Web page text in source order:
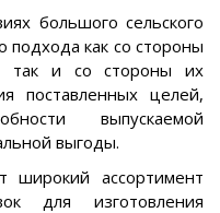
большого сельского
подхода как со стороны
так и со стороны их
поставленных целей,
выпускаемой
выгоды.
широкий ассортимент
для изготовления